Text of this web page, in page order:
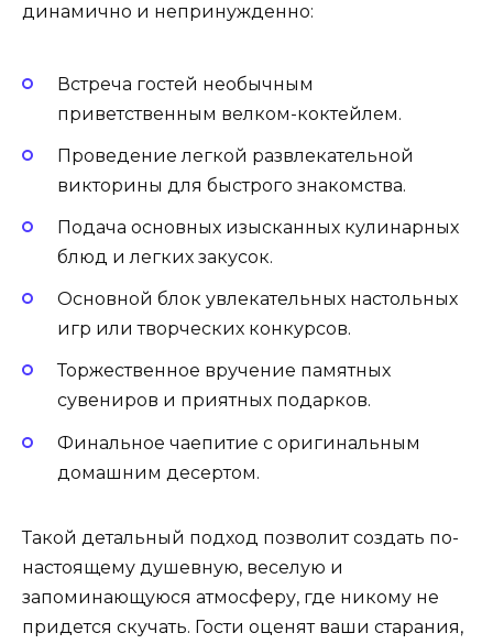
динамично и непринужденно:
Встреча гостей необычным
приветственным велком-коктейлем.
Проведение легкой развлекательной
викторины для быстрого знакомства.
Подача основных изысканных кулинарных
блюд и легких закусок.
Основной блок увлекательных настольных
игр или творческих конкурсов.
Торжественное вручение памятных
сувениров и приятных подарков.
Финальное чаепитие с оригинальным
домашним десертом.
Такой детальный подход позволит создать по-
настоящему душевную, веселую и
запоминающуюся атмосферу, где никому не
придется скучать. Гости оценят ваши старания,